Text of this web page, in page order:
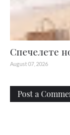
Спечелете
August 07, 2026
Post a